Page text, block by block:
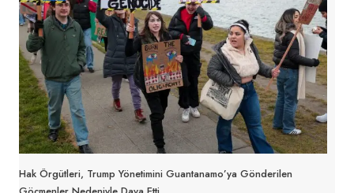
Hak Örgütleri, Trump Yönetimini Guantanamo’ya Gönderilen